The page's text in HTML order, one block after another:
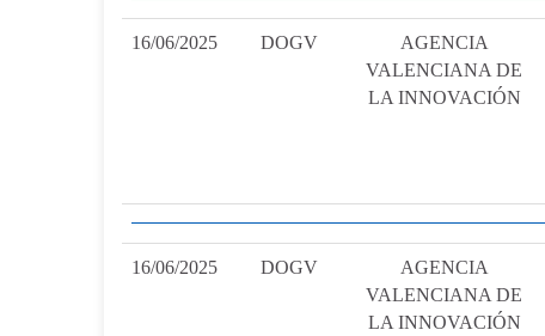
16/06/2025 DOGV
AGENCIA
VALENCIANA DE
LA INNOVACIÓN
16/06/2025 DOGV
AGENCIA
VALENCIANA DE
LA INNOVACIÓN